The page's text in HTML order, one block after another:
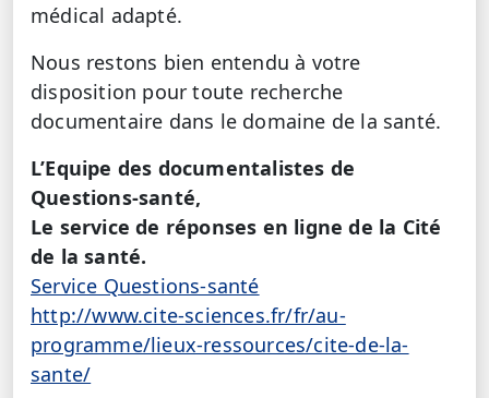
médical adapté.
Nous restons bien entendu à votre
disposition pour toute recherche
documentaire dans le domaine de la santé.
L’Equipe des documentalistes de
Questions-santé,
Le service de réponses en ligne de la Cité
de la santé.
Service Questions-santé
http://www.cite-sciences.fr/fr/au-
programme/lieux-ressources/cite-de-la-
sante/